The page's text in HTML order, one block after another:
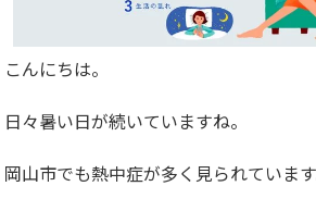
こんにちは。
日々暑い日が続いていますね。
岡山市でも熱中症が多く見られています